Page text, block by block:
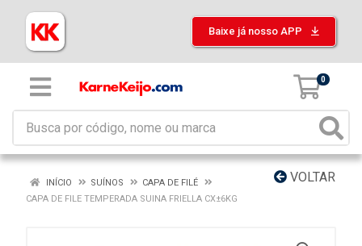
Baixe já nosso APP
0
VOLTAR
INÍCIO SUÍNOS
CAPA DE FILÉ
CAPA DE FILE TEMPERADA SUINA FRIELLA CX±6KG